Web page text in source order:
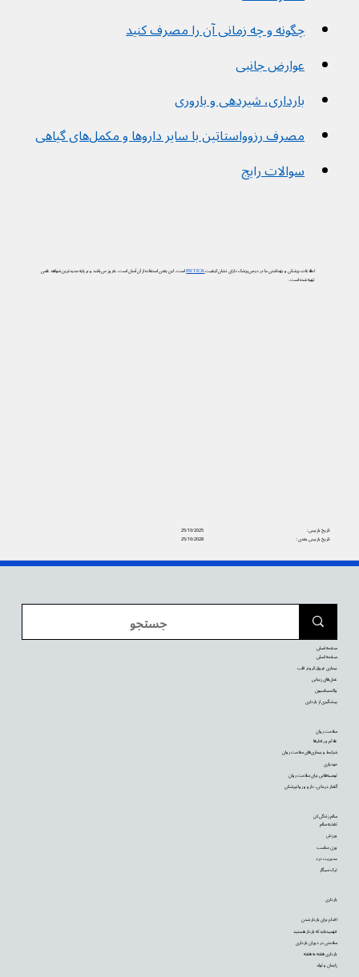
چگونه و چه زمانی آن را مصرف کنید
عوارض جانبی
بارداری، شیردهی و باروری
مصرف رزوواستاتین با سایر داروها و مکمل‌های گیاهی
سوالات رایج
اطلاعات پزشکی و بهداشتی ما در دیجی‌پزشک دارای نشان کیفیتPIF TICKاست. این یعنی استفاده از آن آسان است، به‌روز می‌باشد و بر پایه جدیدترین شواهد علمی
تهیه شده است.
25/10/2025
تاریخ بازبینی:
25/10/2028
تاریخ بازبینی بعدی:
بارداری
اقدام برای باردار شدن
فهمیده‌اید که باردار هستید
سلامتی در دوران بارداری
بارداری هفته به هفته
زایمان و تولد
سالم زندگی کن
تغذیه سالم
ورزش
وزن مناسب
مدیریت درد
ترک سیگار
سلامت روان
علائم و رفتارها
شرایط و بیماری‌های سلامت روان
خودیاری
توصیه‌‌هایی برای سلامت روان
گفتار درمانی، دارو و روانپزشکی
صفحه اصلی
صفحه اصلی
بیماری عروق کرونر قلب
عمل‌های زیبایی
واکسیناسیون
پیشگیری از بارداری